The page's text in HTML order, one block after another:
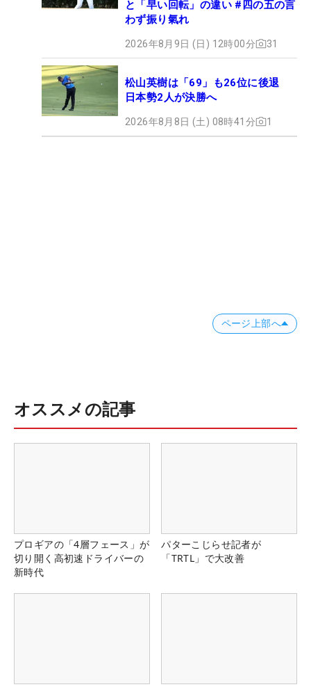
と「早い回転」の違い #四の五の言
わず振り氣れ
2026年8月9日 (日) 12時00分 31
松山英樹は「69」も26位に後退
日本勢2人が決勝へ
2026年8月8日 (土) 08時41分 1
ページ上部へ
オススメの記事
プロギアの「4層フェース」が
切り開く高初速ドライバーの
新時代
パターこじらせ記者が
「TRTL」で大改善